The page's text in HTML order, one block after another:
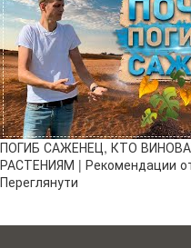
ПОГИБ САЖЕНЕЦ, КТО
РАСТЕНИЯМ | Рекомендации
Переглянути